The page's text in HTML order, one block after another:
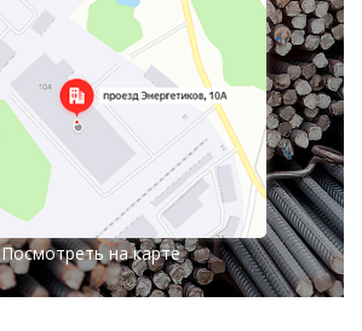
Посмотреть на карте